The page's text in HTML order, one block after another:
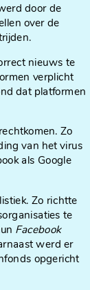
door de
over de
nieuws te
verplicht
dat platformen
Zo
van het virus
als Google
Zo richtte
te
Facebook
werd er
opgericht